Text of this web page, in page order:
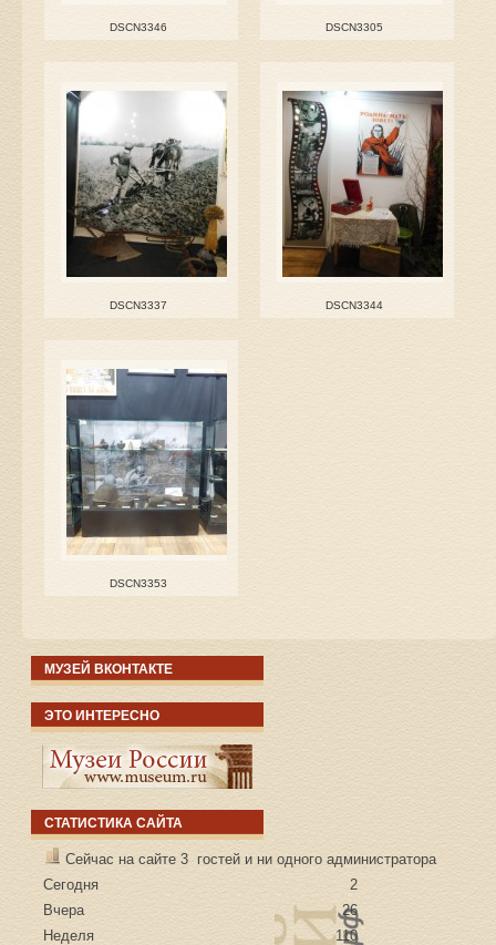
DSCN3346 DSCN3305
DSCN3337 DSCN3344
DSCN3353
МУЗЕЙ ВКОНТАКТЕ
ЭТО ИНТЕРЕСНО
СТАТИСТИКА САЙТА
Сейчас на сайте 3 гостей и ни одного администратора
Сегодня
2
Вчера
26
Неделя
110